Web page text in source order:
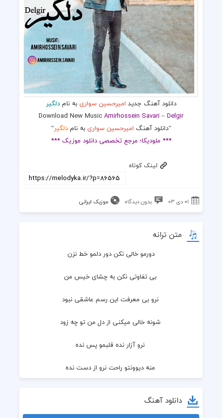
دانلود آهنگ جدید امیرحسین سواری به نامدلگیر
Download New MusicAmirhossein Savari–Delgir
“دانلود آهنگ امیرحسین سواری به نامدلگیر“
*** ملودیکا؛ مرجع تخصصی دانلود موزیک ***
لینک کوتاه
۰۱ دی ۰۳ بدون دیدگاه موزیک ایرانی
متن ترانه
دورمو خالی نکن دور دلمو خط نزن
بی تفاوتی نکن به چشای خیس من
نرو بی معرفت این رسم عاشقی نبود
شونه خالی میکنی از دل من تو چه زود
نرو آزار نده قلبمو پس نده
منه دیوونتو راحت نرو از دست نده
انقده ساده همه چیزو خرابش نکن
دانلود آهنگ